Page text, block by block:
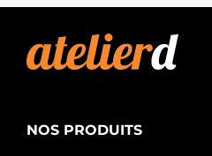
NOS PRODUITS